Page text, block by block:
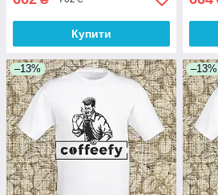
Купити
–13% –13%